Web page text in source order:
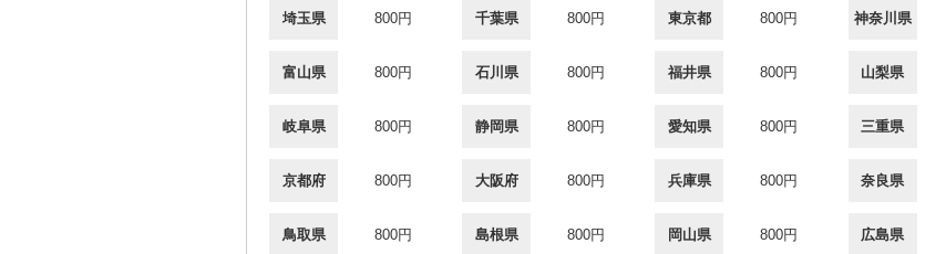
埼玉県 800円 千葉県 800円 東京都 800円 神奈川県
富山県 800円 石川県 800円 福井県 800円 山梨県
岐阜県 800円 静岡県 800円 愛知県 800円 三重県
京都府 800円 大阪府 800円 兵庫県 800円 奈良県
鳥取県 800円 島根県 800円 岡山県 800円 広島県